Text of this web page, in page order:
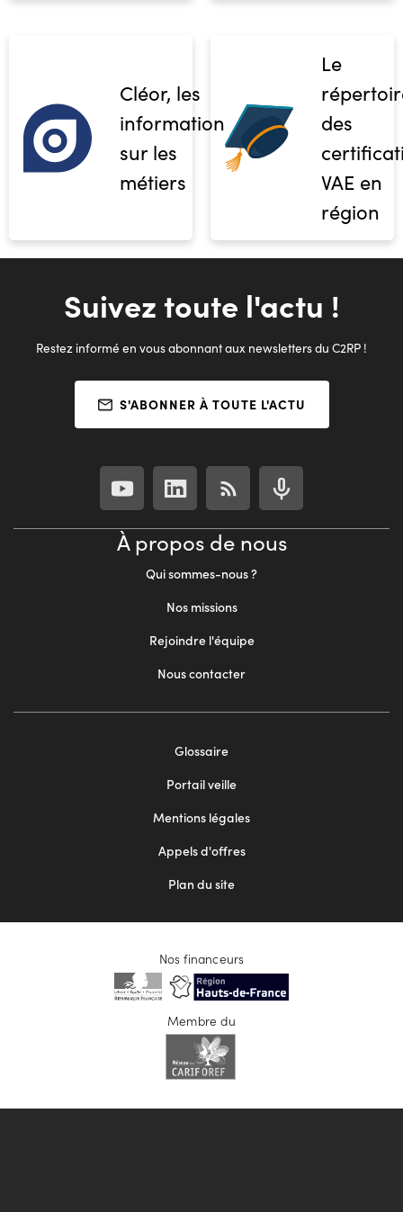
Cléor, les
informations
sur les
métiers
Le
des
VAE en
région
Suivez toute l'actu !
Restez informé en vous abonnant aux newsletters du C2RP !
S'ABONNER À TOUTE L'ACTU
À propos de nous
Qui sommes-nous ?
Nos missions
Rejoindre l'équipe
Nous contacter
Glossaire
Portail veille
Mentions légales
Appels d'offres
Plan du site
Nos financeurs
Membre du